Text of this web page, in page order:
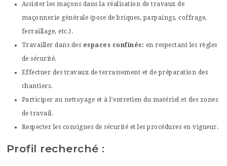
Assister les maçons dans la réalisation de travaux de
maçonnerie générale (pose de briques, parpaings, coffrage,
ferraillage, etc.).
Travailler dans des espaces confinés
en respectant les règles
de sécurité.
Effectuer des travaux de terrassement et de préparation des
chantiers.
Participer au nettoyage et à l’entretien du matériel et des zones
de travail.
Respecter les consignes de sécurité et les procédures en vigueur.
Profil recherché :